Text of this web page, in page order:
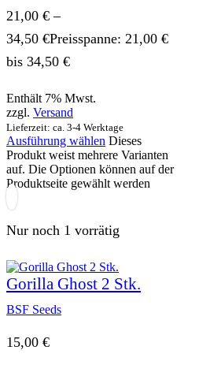
21,00 € –
34,50 €Preisspanne: 21,00 €
bis 34,50 €
Enthält 7% Mwst.
zzgl. Versand
Lieferzeit: ca. 3-4 Werktage
Ausführung wählen Dieses
Produkt weist mehrere Varianten
auf. Die Optionen können auf der
Produktseite gewählt werden
Nur noch 1 vorrätig
Gorilla Ghost 2 Stk.
BSF Seeds
15,00 €